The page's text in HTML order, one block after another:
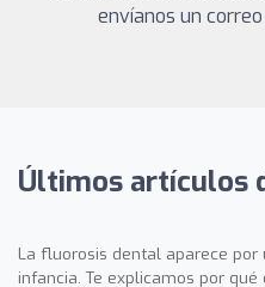
envíanos un
Últimos artículos
La fluorosis dental aparece
infancia. Te explicamos por